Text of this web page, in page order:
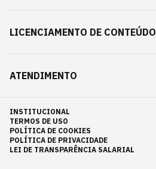
LICENCIAMENTO DE CONTEÚDO
ATENDIMENTO
INSTITUCIONAL
TERMOS DE USO
POLÍTICA DE COOKIES
POLÍTICA DE PRIVACIDADE
LEI DE TRANSPARÊNCIA SALARIAL